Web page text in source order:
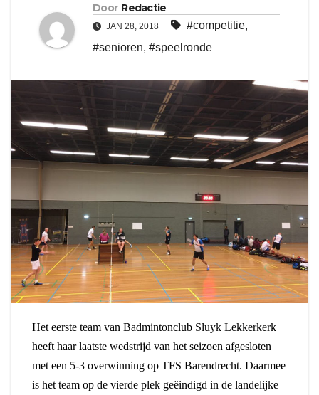
Door Redactie
JAN 28, 2018 #competitie,
#senioren, #speelronde
Het eerste team van Badmintonclub Sluyk Lekkerkerk
heeft haar laatste wedstrijd van het seizoen afgesloten
met een 5-3 overwinning op TFS Barendrecht. Daarmee
is het team op de vierde plek geëindigd in de landelijke